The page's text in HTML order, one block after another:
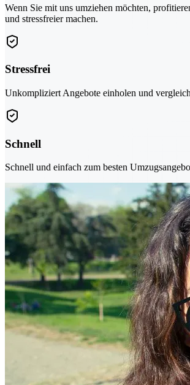
Wenn Sie mit uns umziehen möchten,
und stressfreier machen.
Stressfrei
Unkompliziert Angebote einholen und
Schnell
Schnell und einfach zum besten